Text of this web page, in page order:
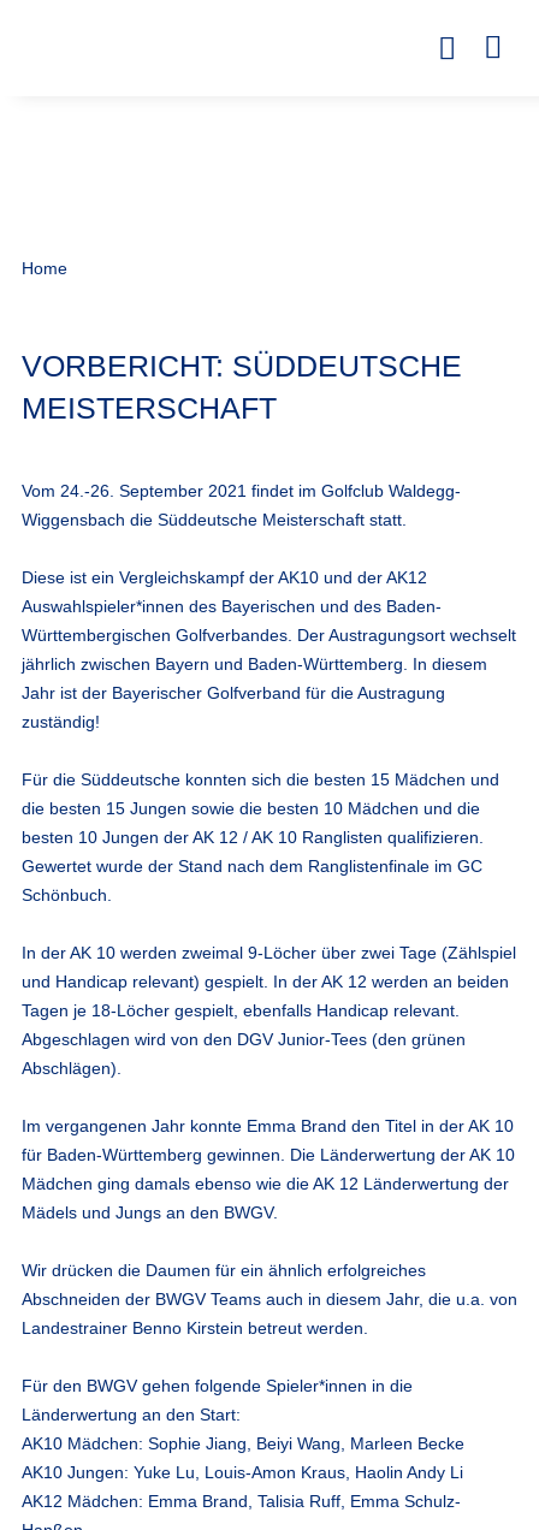
Home
VORBERICHT: SÜDDEUTSCHE
MEISTERSCHAFT
Vom 24.-26. September 2021 findet im Golfclub Waldegg-
Wiggensbach die Süddeutsche Meisterschaft statt.
Diese ist ein Vergleichskampf der AK10 und der AK12
Auswahlspieler*innen des Bayerischen und des Baden-
Württembergischen Golfverbandes. Der Austragungsort wechselt
jährlich zwischen Bayern und Baden-Württemberg. In diesem
Jahr ist der Bayerischer Golfverband für die Austragung
zuständig!
Für die Süddeutsche konnten sich die besten 15 Mädchen und
die besten 15 Jungen sowie die besten 10 Mädchen und die
besten 10 Jungen der AK 12 / AK 10 Ranglisten qualifizieren.
Gewertet wurde der Stand nach dem Ranglistenfinale im GC
Schönbuch.
In der AK 10 werden zweimal 9-Löcher über zwei Tage (Zählspiel
und Handicap relevant) gespielt. In der AK 12 werden an beiden
Tagen je 18-Löcher gespielt, ebenfalls Handicap relevant.
Abgeschlagen wird von den DGV Junior-Tees (den grünen
Abschlägen).
Im vergangenen Jahr konnte Emma Brand den Titel in der AK 10
für Baden-Württemberg gewinnen. Die Länderwertung der AK 10
Mädchen ging damals ebenso wie die AK 12 Länderwertung der
Mädels und Jungs an den BWGV.
Wir drücken die Daumen für ein ähnlich erfolgreiches
Abschneiden der BWGV Teams auch in diesem Jahr, die u.a. von
Landestrainer Benno Kirstein betreut werden.
Für den BWGV gehen folgende Spieler*innen in die
Länderwertung an den Start:
AK10 Mädchen: Sophie Jiang, Beiyi Wang, Marleen Becke
AK10 Jungen: Yuke Lu, Louis-Amon Kraus, Haolin Andy Li
AK12 Mädchen: Emma Brand, Talisia Ruff, Emma Schulz-